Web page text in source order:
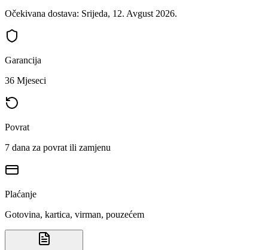
Očekivana dostava: Srijeda, 12. Avgust 2026.
Garancija
36 Mjeseci
Povrat
7 dana za povrat ili zamjenu
Plaćanje
Gotovina, kartica, virman, pouzećem